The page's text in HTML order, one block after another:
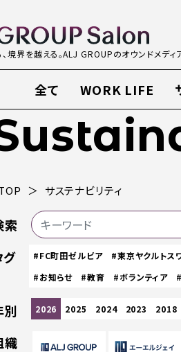
境界を越える。ALJ GROUPのオウンドメディ
全て WORK LIFE
サステナビリティ
索
グ
#FC町田ゼルビア #東京ヤクルトス
#お知らせ
#教育 #ボランティア
別 2026 2025 2024 2023 2018
織